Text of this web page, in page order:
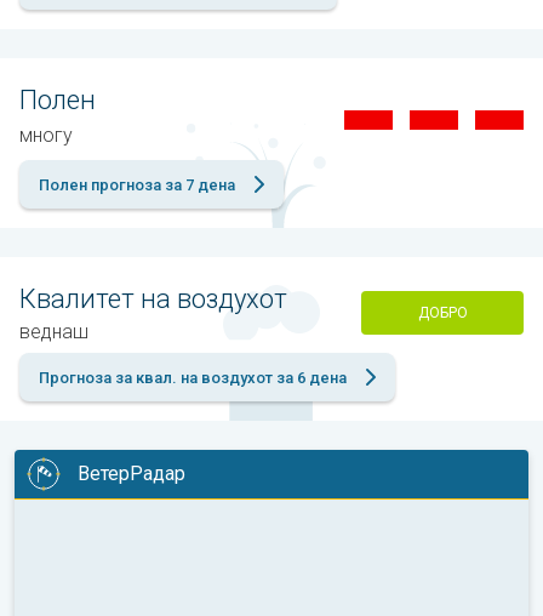
Полен
многу
Полен прогноза за 7 дена
Квалитет на воздухот
веднаш
ДОБРО
Прогноза за квал. на воздухот за 6 дена
ВетерРадар